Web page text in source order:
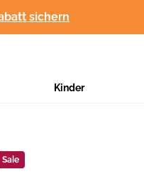
sichern
Kinder
Sale